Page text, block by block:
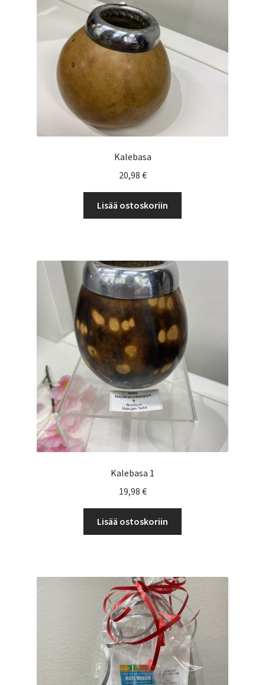
Kalebasa
20,98 €
Lisää ostoskoriin
Kalebasa 1
19,98 €
Lisää ostoskoriin